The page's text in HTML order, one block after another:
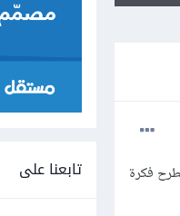
فكرة
تابعنا على